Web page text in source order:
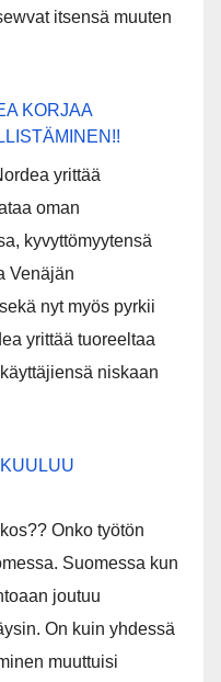
itsensä muuten
KORJAA
yrittää
oman
kyvyttömyytensä
Venäjän
nyt myös pyrkii
yrittää tuoreeltaa
niskaan
Onko työtön
Suomessa kun
joutuu
On kuin yhdessä
muuttuisi